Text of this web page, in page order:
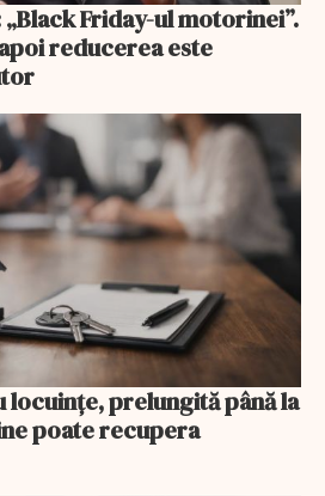
Friday-ul motorinei”.
reducerea este
locuințe, prelungită până la
poate recupera